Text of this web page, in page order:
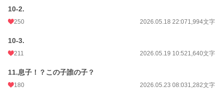
10-2.
250 2026.05.18 22:071,994文字
10-3.
211 2026.05.19 10:521,640文字
11.息子！？この子誰の子？
180 2026.05.23 08:031,282文字